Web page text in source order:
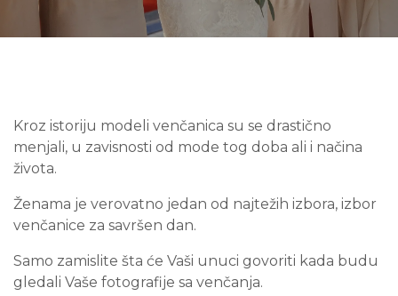
Kroz istoriju modeli venčanica su se drastično
menjali, u zavisnosti od mode tog doba ali i načina
života.
Ženama je verovatno jedan od najtežih izbora, izbor
venčanice za savršen dan.
Samo zamislite šta će Vaši unuci govoriti kada budu
gledali Vaše fotografije sa venčanja.